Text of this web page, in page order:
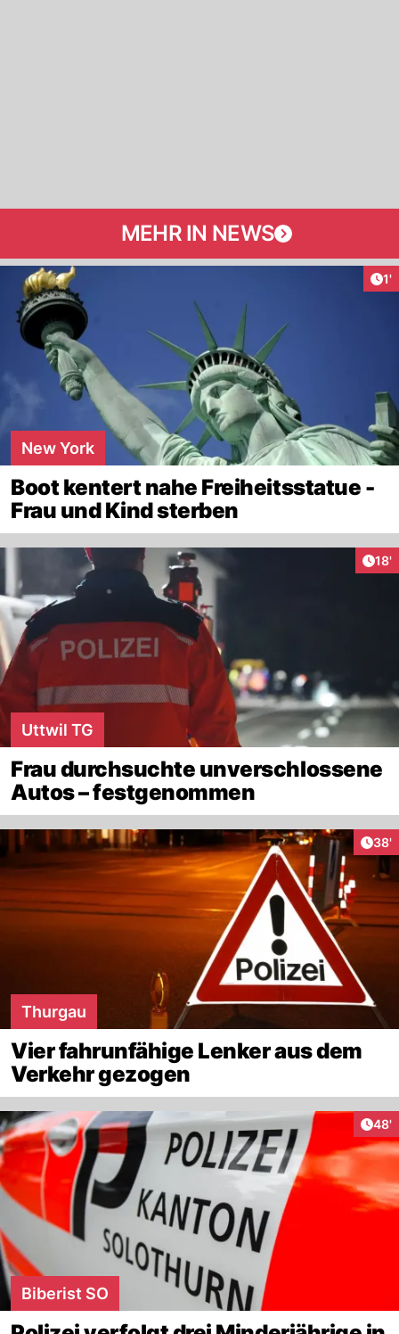
MEHR IN NEWS
1'
New York
Boot kentert nahe Freiheitsstatue -
Frau und Kind sterben
18'
Uttwil TG
Frau durchsuchte unverschlossene
Autos – festgenommen
38'
Thurgau
Vier fahrunfähige Lenker aus dem
Verkehr gezogen
48'
Biberist SO